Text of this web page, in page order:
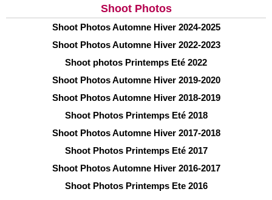
Shoot Photos
Shoot Photos Automne Hiver 2024-2025
Shoot Photos Automne Hiver 2022-2023
Shoot photos Printemps Eté 2022
Shoot Photos Automne Hiver 2019-2020
Shoot Photos Automne Hiver 2018-2019
Shoot Photos Printemps Eté 2018
Shoot Photos Automne Hiver 2017-2018
Shoot Photos Printemps Eté 2017
Shoot Photos Automne Hiver 2016-2017
Shoot Photos Printemps Ete 2016